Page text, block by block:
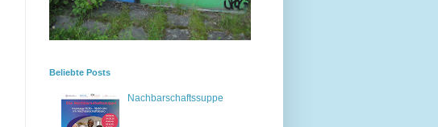
Beliebte Posts
Nachbarschaftssuppe